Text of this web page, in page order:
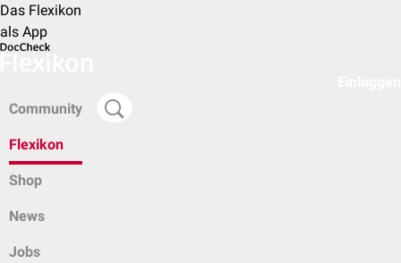
Das Flexikon
als App
Community
Flexikon
Shop
News
Jobs